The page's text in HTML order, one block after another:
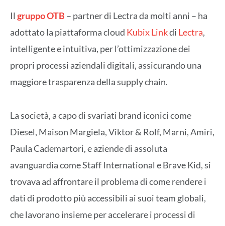
Il gruppo OTB – partner di Lectra da molti anni – ha
adottato la piattaforma cloud Kubix Linkdi Lectra,
intelligente e intuitiva, per l’ottimizzazione dei
propri processi aziendali digitali, assicurando una
maggiore trasparenza della supply chain.
La società, a capo di svariati brand iconici come
Diesel, Maison Margiela, Viktor & Rolf, Marni, Amiri,
Paula Cademartori, e aziende di assoluta
avanguardia come Staff International e Brave Kid, si
trovava ad affrontare il problema di come rendere i
dati di prodotto più accessibili ai suoi team globali,
che lavorano insieme per accelerare i processi di